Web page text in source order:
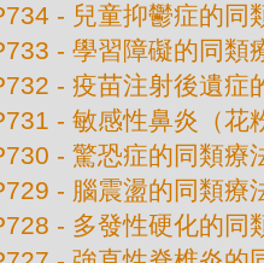
- 兒童抑鬱症的同
- 學習障礙的同類
- 疫苗注射後遺症
- 敏感性鼻炎（花
- 驚恐症的同類療
- 腦震盪的同類療
- 多發性硬化的同